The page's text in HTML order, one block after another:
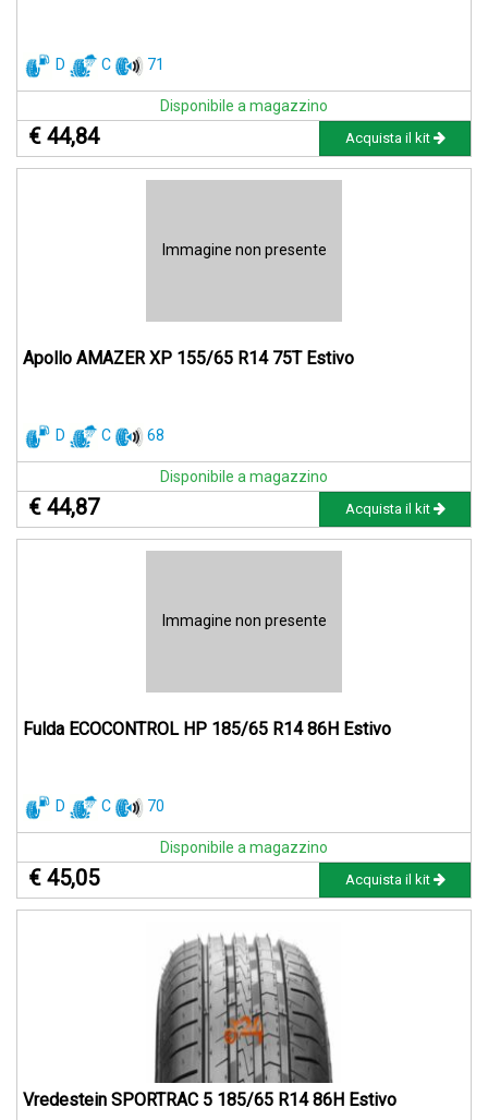
D C 71
Disponibile a magazzino
€ 44,84 Acquista il kit
Immagine non presente
Apollo AMAZER XP 155/65 R14 75T Estivo
D C 68
Disponibile a magazzino
€ 44,87 Acquista il kit
Immagine non presente
Fulda ECOCONTROL HP 185/65 R14 86H Estivo
D C 70
Disponibile a magazzino
€ 45,05 Acquista il kit
Vredestein SPORTRAC 5 185/65 R14 86H Estivo